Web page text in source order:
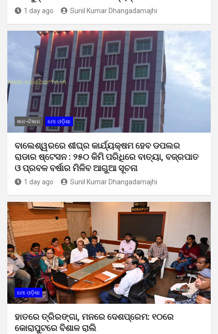
1 day ago Sunil Kumar Dhangadamajhi
ଜ୍ଞାନ-ବିଜ୍ଞାନ ମୋ ଓଡ଼ିଶା
ବାଲେଶ୍ୱରରେ ଶୀଘ୍ର କାର୍ଯ୍ୟକ୍ଷମ ହେବ ଡପଲର
ରାଡାର ଷ୍ଟେସନ : ୨୫୦ କିମି ପରିଧିରେ ବାତ୍ୟା, ବଜ୍ରପାତ
ଓ ପ୍ରବଳ ବର୍ଷାର ମିଳିବ ଆଗୁଆ ସୂଚନା
1 day ago Sunil Kumar Dhangadamajhi
ମୋ ଓଡ଼ିଶା
ହାତରେ ତ୍ରିରଙ୍ଗା, ମନରେ ଦେଶପ୍ରେମ: ୧୦ରେ
କୋରାପୁଟରେ ବିଶାଳ ରାଲି